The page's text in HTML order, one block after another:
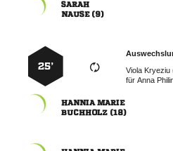

 
 
für
25’
 
 